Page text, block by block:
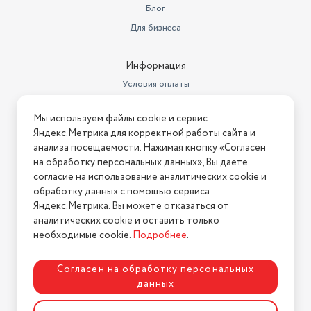
Блог
Для бизнеса
Информация
Условия оплаты
Условия возврата
Нашли ошибку на сайте? Напишите нам
2026 © Интернет-магазин "АстМаркет". У нас есть всё!
Политика конфиденциальности
Разработка сайтаASTDESIGN
Мы используем файлы cookie и сервис
Яндекс.Метрика для корректной работы сайта и
анализа посещаемости. Нажимая кнопку «Согласен
на обработку персональных данных», Вы даете
согласие на использование аналитических cookie и
обработку данных с помощью сервиса
Яндекс.Метрика. Вы можете отказаться от
аналитических cookie и оставить только
необходимые cookie.Подробнее.
Согласен на обработку персональных
данных